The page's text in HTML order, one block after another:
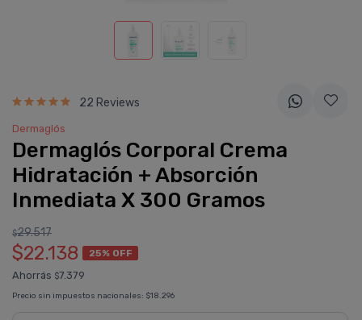
22 Reviews
Dermaglós
Dermaglós Corporal Crema
Hidratación + Absorción
Inmediata X 300 Gramos
$29.517
$22.138 25% OFF
Ahorrás $7.379
Precio sin impuestos nacionales: $18.296